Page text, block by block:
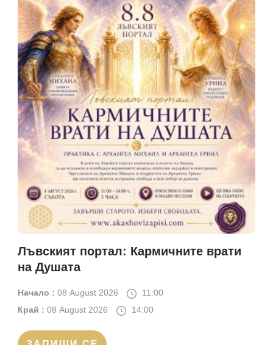
Лъвският портал: Кармичните врати
на Душата
Начало : 08 August 2026
11:00
Край : 08 August 2026 14:00